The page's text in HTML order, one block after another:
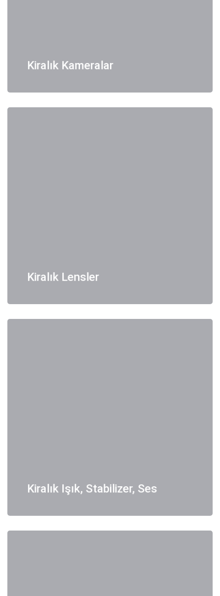
Kiralık Kameralar
Kiralık Lensler
Kiralık Işık, Stabilizer, Ses